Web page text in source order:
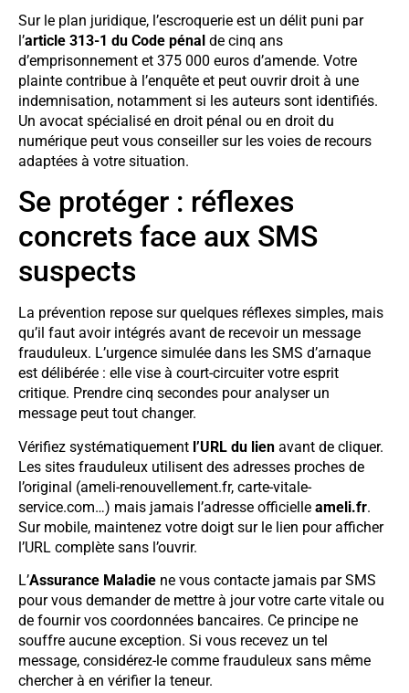
Sur le plan juridique, l’escroquerie est un délit puni par
l’article 313-1 du Code pénal de cinq ans
d’emprisonnement et 375 000 euros d’amende. Votre
plainte contribue à l’enquête et peut ouvrir droit à une
indemnisation, notamment si les auteurs sont identifiés.
Un avocat spécialisé en droit pénal ou en droit du
numérique peut vous conseiller sur les voies de recours
adaptées à votre situation.
Se protéger : réflexes
concrets face aux SMS
suspects
La prévention repose sur quelques réflexes simples, mais
qu’il faut avoir intégrés avant de recevoir un message
frauduleux. L’urgence simulée dans les SMS d’arnaque
est délibérée : elle vise à court-circuiter votre esprit
critique. Prendre cinq secondes pour analyser un
message peut tout changer.
Vérifiez systématiquement l’URL du lien avant de cliquer.
Les sites frauduleux utilisent des adresses proches de
l’original (ameli-renouvellement.fr, carte-vitale-
service.com…) mais jamais l’adresse officielle ameli.fr.
Sur mobile, maintenez votre doigt sur le lien pour afficher
l’URL complète sans l’ouvrir.
L’Assurance Maladie ne vous contacte jamais par SMS
pour vous demander de mettre à jour votre carte vitale ou
de fournir vos coordonnées bancaires. Ce principe ne
souffre aucune exception. Si vous recevez un tel
message, considérez-le comme frauduleux sans même
chercher à en vérifier la teneur.